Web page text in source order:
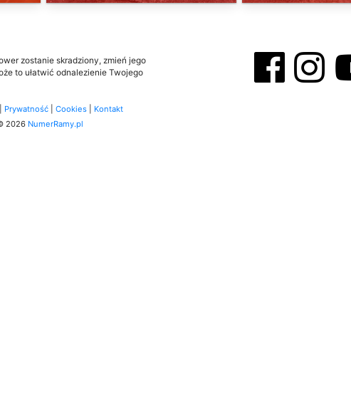
zostanie skradziony, zmień jego
to ułatwić odnalezienie Twojego
Prywatność Cookies
Kontakt
2026 NumerRamy.pl